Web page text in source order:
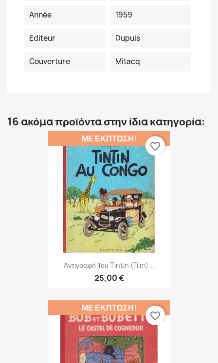
Année 1959
Editeur Dupuis
Couverture Mitacq
16 ακόμα προϊόντα στην ίδια κατηγορία:
Αντιγραφή Του Tintin (Film)...
25,00 €
ΜΕ ΈΚΠΤΩΣΗ!
favorite_border
ΜΕ ΈΚΠΤΩΣΗ!
favorite_border